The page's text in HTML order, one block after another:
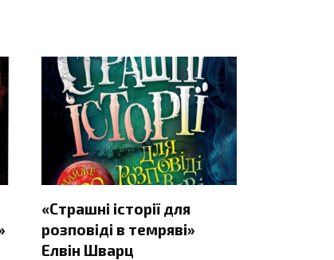
«Страшні історії для
розповіді в темряві»
Елвін Шварц